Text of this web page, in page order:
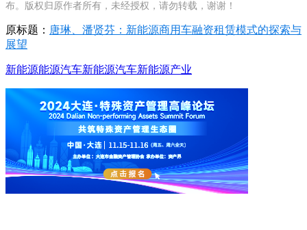
布。版权归原作者所有，未经授权，请勿转载，谢谢！
原标题： 唐琳、潘贤芬：新能源商用车融资租赁模式的探索与
展望
新能源能源汽车新能源汽车新能源产业